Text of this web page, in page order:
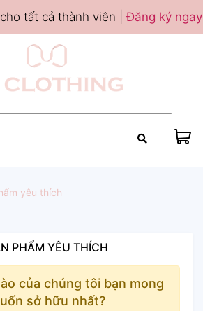
tất cả thành viên |Đăng ký ngay
yêu thích
PHẨM YÊU THÍCH
của chúng tôi bạn mong
sở hữu nhất?